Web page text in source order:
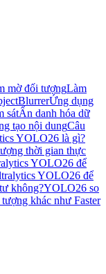
mờ đối tượngLàm
Ứng dụng
sátẨn danh hóa dữ
tạo nội dungCâu
YOLO26 là gì?
thời gian thực
YOLO26 để
YOLO26 để
không?YOLO26 so
khác như Faster